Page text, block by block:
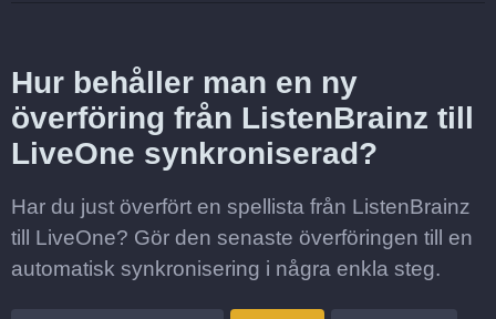
Hur behåller man en ny
överföring från ListenBrainz till
LiveOne synkroniserad?
Har du just överfört en spellista från ListenBrainz
till LiveOne? Gör den senaste överföringen till en
automatisk synkronisering i några enkla steg.